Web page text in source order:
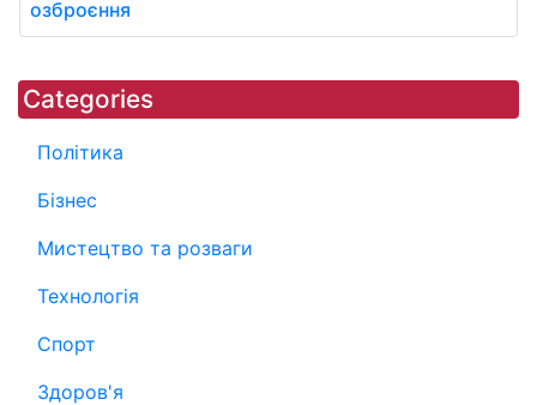
озброєння
Categories
Політика
Бізнес
Мистецтво та розваги
Технологія
Спорт
Здоров'я